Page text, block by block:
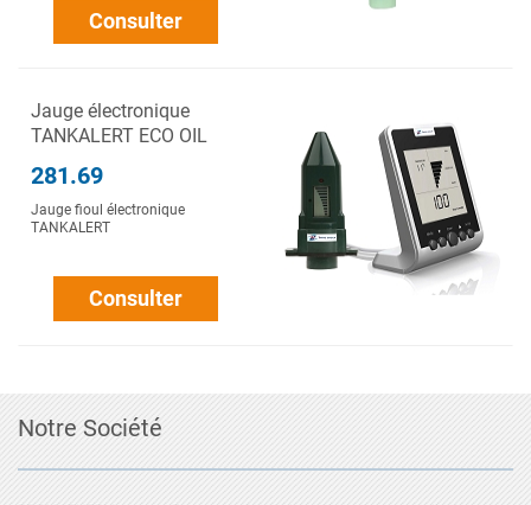
Consulter
Jauge électronique
TANKALERT ECO OIL
281.69
Jauge fioul électronique
TANKALERT
Consulter
Notre Société